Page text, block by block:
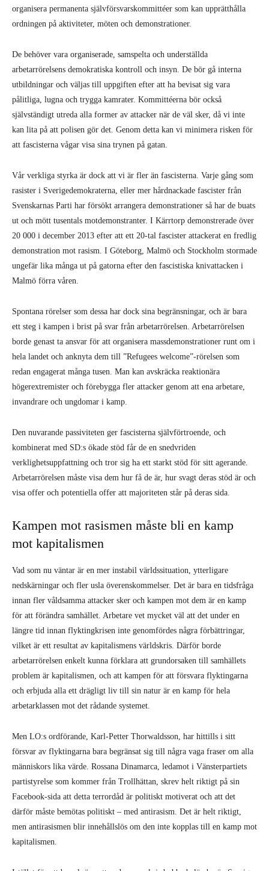
organisera permanenta självförsvarskommittéer som kan upprätthålla
ordningen på aktiviteter, möten och demonstrationer.
De behöver vara organiserade, samspelta och underställda
arbetarrörelsens demokratiska kontroll och insyn. De bör gå interna
utbildningar och väljas till uppgiften efter att ha bevisat sig vara
pålitliga, lugna och trygga kamrater. Kommittéerna bör också
självständigt utreda alla former av attacker när de väl sker, då vi inte
kan lita på att polisen gör det. Genom detta kan vi minimera risken för
att fascisterna vågar visa sina trynen på gatan.
Vår verkliga styrka är dock att vi är fler än fascisterna. Varje gång som
rasister i Sverigedemokraterna, eller mer hårdnackade fascister från
Svenskarnas Parti har försökt arrangera demonstrationer så har de buats
ut och mött tusentals motdemonstranter. I Kärrtorp demonstrerade över
20 000 i december 2013 efter att ett 20-tal fascister attackerat en fredlig
demonstration mot rasism. I Göteborg, Malmö och Stockholm stormade
ungefär lika många ut på gatorna efter den fascistiska knivattacken i
Malmö förra våren.
Spontana rörelser som dessa har dock sina begränsningar, och är bara
ett steg i kampen i brist på svar från arbetarrörelsen. Arbetarrörelsen
borde genast ta ansvar för att organisera massdemonstrationer runt om i
hela landet och anknyta dem till ”Refugees welcome”-rörelsen som
redan engagerat många tusen. Man kan avskräcka reaktionära
högerextremister och förebygga fler attacker genom att ena arbetare,
invandrare och ungdomar i kamp.
Den nuvarande passiviteten ger fascisterna självförtroende, och
kombinerat med SD:s ökade stöd får de en snedvriden
verklighetsuppfattning och tror sig ha ett starkt stöd för sitt agerande.
Arbetarrörelsen måste visa dem hur få de är, hur svagt deras stöd är och
visa offer och potentiella offer att majoriteten står på deras sida.
Kampen mot rasismen måste bli en kamp
mot kapitalismen
Vad som nu väntar är en mer instabil världssituation, ytterligare
nedskärningar och fler usla överenskommelser. Det är bara en tidsfråga
innan fler våldsamma attacker sker och kampen mot dem är en kamp
för att förändra samhället. Arbetare vet mycket väl att det under en
längre tid innan flyktingkrisen inte genomfördes några förbättringar,
vilket är ett resultat av kapitalismens världskris. Därför borde
arbetarrörelsen enkelt kunna förklara att grundorsaken till samhällets
problem är kapitalismen, och att kampen för att försvara flyktingarna
och erbjuda alla ett drägligt liv till sin natur är en kamp för hela
arbetarklassen mot det rådande systemet.
Men LO:s ordförande, Karl-Petter Thorwaldsson, har hittills i sitt
försvar av flyktingarna bara begränsat sig till några vaga fraser om alla
människors lika värde. Rossana Dinamarca, ledamot i Vänsterpartiets
partistyrelse som kommer från Trollhättan, skrev helt riktigt på sin
Facebook-sida att detta terrordåd är politiskt motiverat och att det
därför måste bemötas politiskt – med antirasism. Det är helt riktigt,
men antirasismen blir innehållslös om den inte kopplas till en kamp mot
kapitalismen.